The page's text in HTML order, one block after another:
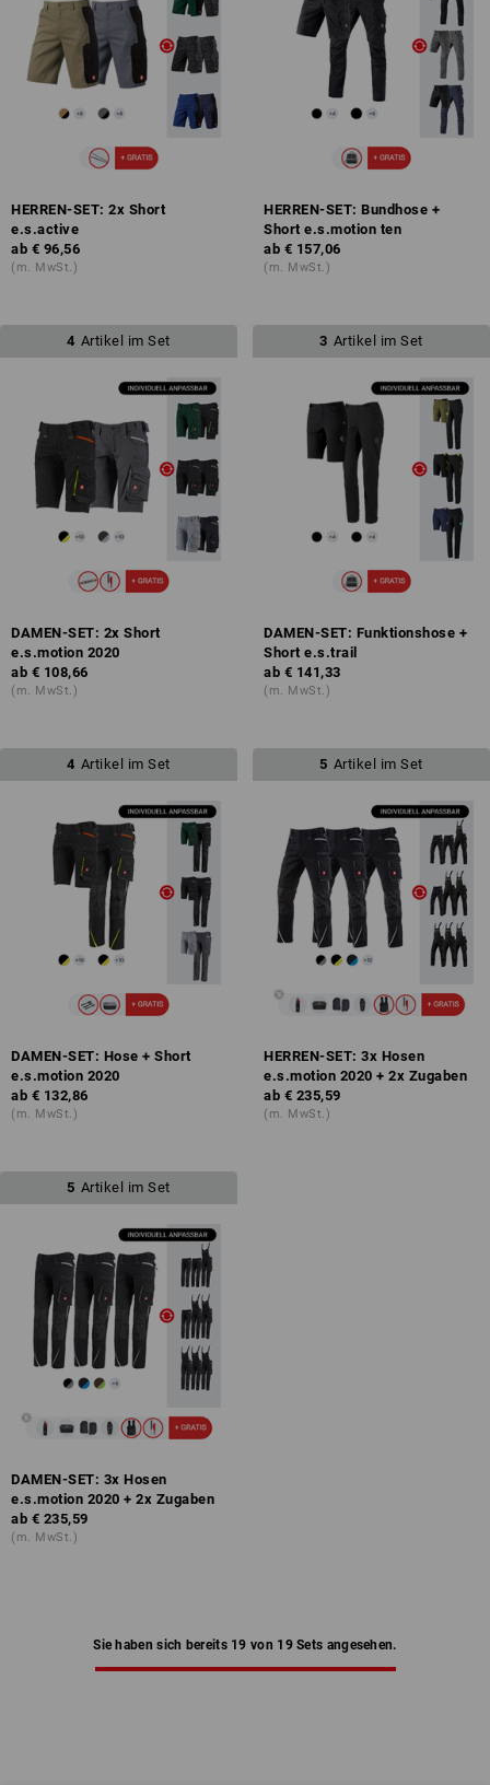
HERREN-SET: 2x Short
e.s.active
ab € 96,56
(m. MwSt.)
HERREN-SET: Bundhose +
Short e.s.motion ten
ab € 157,06
(m. MwSt.)
4 Artikel im Set
DAMEN-SET: 2x Short
e.s.motion 2020
ab € 108,66
(m. MwSt.)
3 Artikel im Set
DAMEN-SET: Funktionshose +
Short e.s.trail
ab € 141,33
(m. MwSt.)
4 Artikel im Set
DAMEN-SET: Hose + Short
e.s.motion 2020
ab € 132,86
(m. MwSt.)
5 Artikel im Set
HERREN-SET: 3x Hosen
e.s.motion 2020 + 2x Zugaben
ab € 235,59
(m. MwSt.)
5 Artikel im Set
DAMEN-SET: 3x Hosen
e.s.motion 2020 + 2x Zugaben
ab € 235,59
(m. MwSt.)
Sie haben sich bereits 19 von 19 Sets angesehen.